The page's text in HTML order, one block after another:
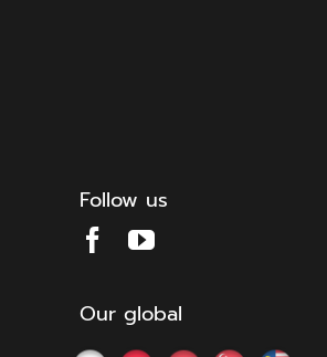
Follow us
Our global